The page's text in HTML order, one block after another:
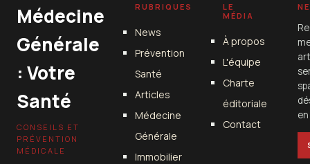
Médecine
Générale
: Votre
Santé
CONSEILS ET
PRÉVENTION
MÉDICALE
RUBRIQUES
News
Prévention
Santé
Articles
Médecine
Générale
Immobilier
LE
MÉDIA
À propos
L'équipe
Charte
éditoriale
Contact